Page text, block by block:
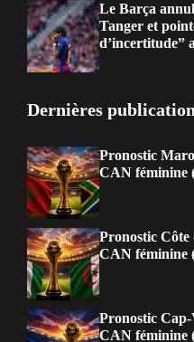
Le Barça
Tanger et
d’incertitude”
Dernières
Pronostic
CAN féminine
Pronostic
CAN féminine
Pronostic
CAN féminine